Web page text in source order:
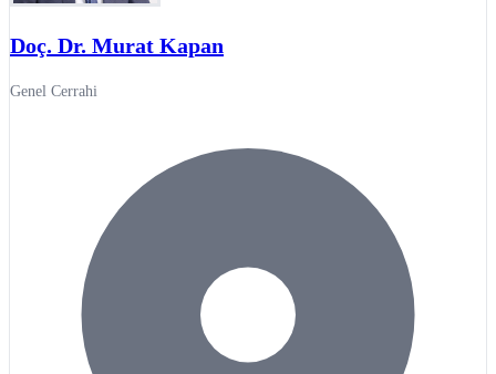
Doç. Dr. Murat Kapan
Genel Cerrahi